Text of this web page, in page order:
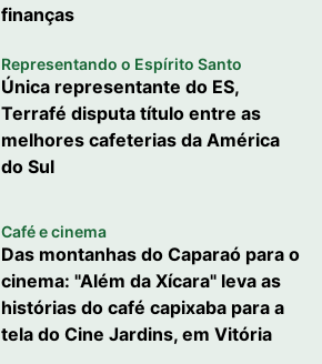
finanças
Representando o Espírito Santo
Única representante do ES,
Terrafé disputa título entre as
melhores cafeterias da América
do Sul
Café e cinema
Das montanhas do Caparaó para o
cinema: "Além da Xícara" leva as
histórias do café capixaba para a
tela do Cine Jardins, em Vitória